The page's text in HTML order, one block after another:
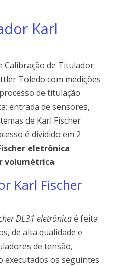
Karl
Calibração de Titulador
Toledo com medições
de titulação
entrada de sensores,
de Karl Fischer
é dividido em 2
eletrônica
volumétrica.
Karl Fischer
DL31 eletrônicaé feita
de alta qualidade e
de tensão,
os seguintes